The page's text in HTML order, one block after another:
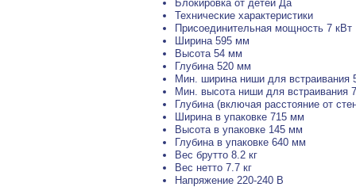
Блокировка от детей Да
Технические характеристики
Присоединительная мощность 7 кВт
Ширина 595 мм
Высота 54 мм
Глубина 520 мм
Мин. ширина ниши для встраивания
Мин. высота ниши для встраивания
Глубина (включая расстояние от
Ширина в упаковке 715 мм
Высота в упаковке 145 мм
Глубина в упаковке 640 мм
Вес брутто 8.2 кг
Вес нетто 7.7 кг
Напряжение 220-240 B